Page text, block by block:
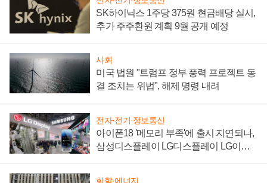
SK하이닉스 1주당 375원 현금배당 실시,
추가 주주환원 계획 9월 공개 예정
사회
미국 법원 "트럼프 정부 풍력 프로젝트 동
결 조치는 위법", 해제 명령 내려
전자·전기·정보통신
아이폰18 '메모리 부족'에 출시 지연되나,
삼성디스플레이 LG디스플레이 LG이노
화학·에너지